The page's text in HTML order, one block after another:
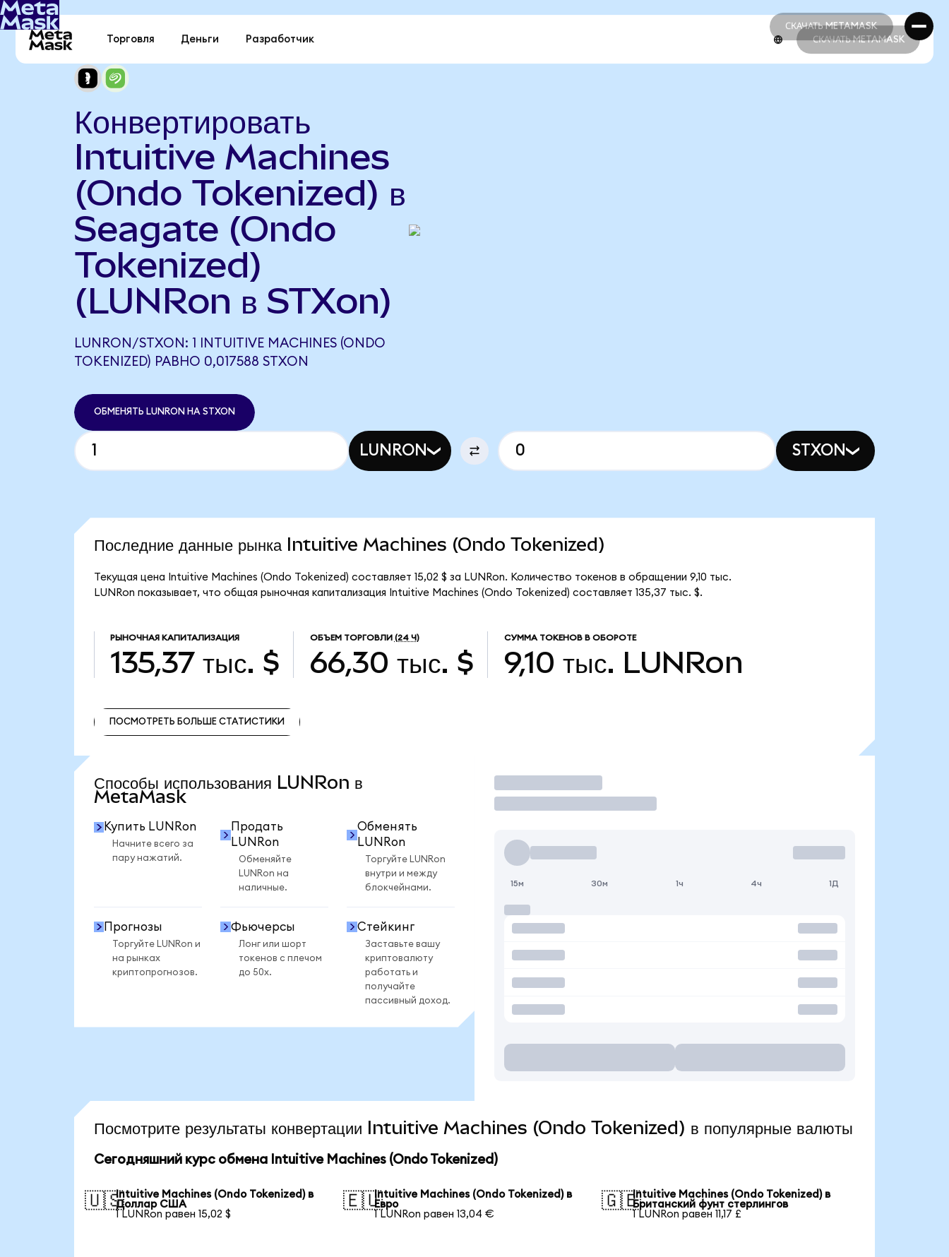
СКАЧАТЬ METAMASK
СКАЧАТЬ METAMASK
Торговля Деньги Разработчик СКАЧАТЬ METAMASK
Конвертировать
Intuitive Machines
(Ondo Tokenized) в
Seagate (Ondo
Tokenized)
(LUNRon в STXon)
LUNRON/STXON: 1 INTUITIVE MACHINES (ONDO
TOKENIZED) РАВНО 0,017588 STXON
ОБМЕНЯТЬ LUNRON НА STXON
LUNRON STXON
Последние данные рынка Intuitive Machines (Ondo Tokenized)
Текущая цена Intuitive Machines (Ondo Tokenized) составляет 15,02 $ за LUNRon. Количество токенов в обращении 9,10 тыс.
LUNRon показывает, что общая рыночная капитализация Intuitive Machines (Ondo Tokenized) составляет 135,37 тыс. $.
РЫНОЧНАЯ КАПИТАЛИЗАЦИЯ
135,37 тыс. $
ОБЪЕМ ТОРГОВЛИ (24 Ч)
66,30 тыс. $
СУММА ТОКЕНОВ В ОБОРОТЕ
9,10 тыс. LUNRon
ПОСМОТРЕТЬ БОЛЬШЕ СТАТИСТИКИ
Способы использования LUNRon в
MetaMask
Купить LUNRon
Начните всего за
пару нажатий.
Продать
LUNRon
Обменяйте
LUNRon на
наличные.
Обменять
LUNRon
Торгуйте LUNRon
внутри и между
блокчейнами.
Прогнозы
Торгуйте LUNRon и
на рынках
криптопрогнозов.
Фьючерсы
Лонг или шорт
токенов с плечом
до 50x.
Стейкинг
Заставьте вашу
криптовалюту
работать и
получайте
пассивный доход.
Торговать
15м 30м 1ч 4ч 1Д
Посмотрите результаты конвертации Intuitive Machines (Ondo Tokenized) в популярные валюты
Сегодняшний курс обмена Intuitive Machines (Ondo Tokenized)
🇺🇸Intuitive Machines (Ondo Tokenized) в
Доллар США
1 LUNRon равен 15,02 $
🇪🇺Intuitive Machines (Ondo Tokenized) в
Евро
1 LUNRon равен 13,04 €
🇬🇧Intuitive Machines (Ondo Tokenized) в
Британский фунт стерлингов
1 LUNRon равен 11,17 £